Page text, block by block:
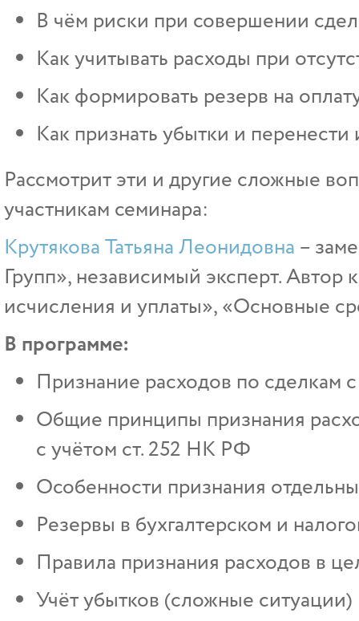
В чём риски при совершении
Как учитывать расходы при
Как формировать резерв на
Как признать убытки и
Рассмотрит эти и другие сложные
участникам семинара:
Крутякова Татьяна Леонидовна –
Групп», независимый эксперт.
исчисления и уплаты», «Основные
В программе:
Признание расходов по сделкам
Общие принципы признания
с учётом ст. 252 НК РФ
Особенности признания
Резервы в бухгалтерском и
Правила признания расходов в
Учёт убытков (сложные ситуации)